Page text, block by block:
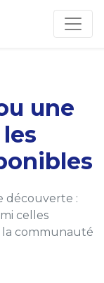
une
découverte :
celles
la communauté